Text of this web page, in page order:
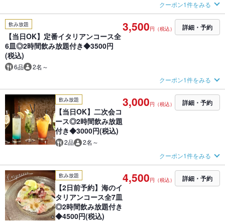
クーポン1件をみる
飲み放題
【当日OK】定番イタリアンコース全
6皿◎2時間飲み放題付き◆3500円
(税込)
6品 2名～
3,500円（税込） 詳細・予約
クーポン1件をみる
飲み放題
【当日OK】二次会コ
ース◎2時間飲み放題
付き◆3000円(税込)
2品 2名～
3,000円（税込） 詳細・予約
クーポン1件をみる
飲み放題
【2日前予約】海のイ
タリアンコース全7皿
◎2時間飲み放題付き
◆4500円(税込)
4,500円（税込） 詳細・予約